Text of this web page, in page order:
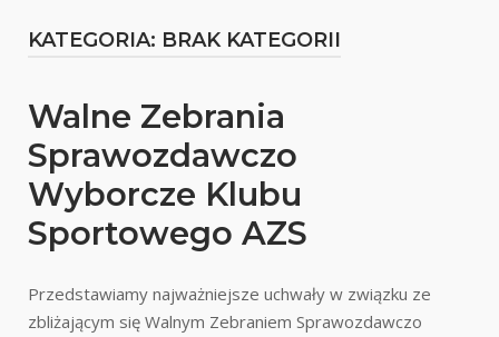
KATEGORIA: BRAK KATEGORII
Walne Zebrania
Sprawozdawczo
Wyborcze Klubu
Sportowego AZS
Przedstawiamy najważniejsze uchwały w związku ze
zbliżającym się Walnym Zebraniem Sprawozdawczo